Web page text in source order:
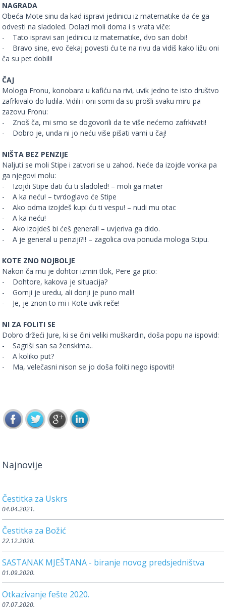
NAGRADA
Obeća Mote sinu da kad ispravi jedinicu iz matematike da će ga
odvesti na sladoled. Dolazi moli doma i s vrata viče:
- Tato ispravi san jedinicu iz matematike, dvo san dobi!
- Bravo sine, evo čekaj povesti ću te na rivu da vidiš kako ližu oni
ča su pet dobili!
ČAJ
Mologa Fronu, konobara u kafiću na rivi, uvik jedno te isto društvo
zafrkivalo do ludila. Vidili i oni somi da su prošli svaku miru pa
zazovu Fronu:
- Znoš ča, mi smo se dogovorili da te više nećemo zafrkivati!
- Dobro je, unda ni jo neću više pišati vami u čaj!
NIŠTA BEZ PENZIJE
Naljuti se moli Stipe i zatvori se u zahod. Neće da izojde vonka pa
ga njegovi molu:
- Izojdi Stipe dati ću ti sladoled! – moli ga mater
- A ka neću! – tvrdoglavo će Stipe
- Ako odma izojdeš kupi ću ti vespu! – nudi mu otac
- A ka neću!
- Ako izojdeš bi ćeš general! – uvjeriva ga dido.
- A je general u penziji?!! – zagolica ova ponuda mologa Stipu.
KOTE ZNO NOJBOLJE
Nakon ča mu je dohtor izmiri tlok, Pere ga pito:
- Dohtore, kakova je situacija?
- Gornji je uredu, ali donji je puno mali!
- Je, je znon to mi i Kote uvik reče!
NI ZA FOLITI SE
Dobro držeći Jure, ki se čini veliki muškardin, doša popu na ispovid:
- Sagriši san sa ženskima..
- A koliko put?
- Ma, velečasni nison se jo doša foliti nego ispoviti!
Najnovije
Čestitka za Uskrs
04.04.2021.
Čestitka za Božić
22.12.2020.
SASTANAK MJEŠTANA - biranje novog predsjedništva
01.09.2020.
Otkazivanje fešte 2020.
07.07.2020.